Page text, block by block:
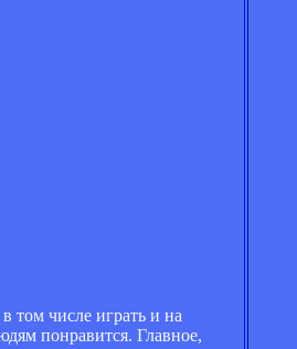
том числе играть и на
понравится. Главное,